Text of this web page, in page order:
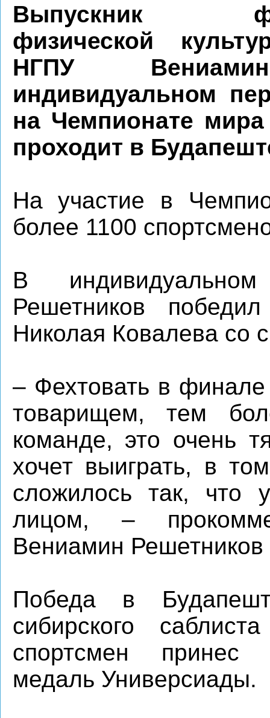
Выпускник
физической
НГПУ
индивидуальном
на Чемпионате
проходит в
На участие в
более 1100
В
Решетников победил
Николая Ковалева со
– Фехтовать в
товарищем, тем
команде, это очень
хочет выиграть, в
сложилось так, что
лицом, –
Вениамин
Победа в
сибирского
спортсмен принес
медаль Универсиады.